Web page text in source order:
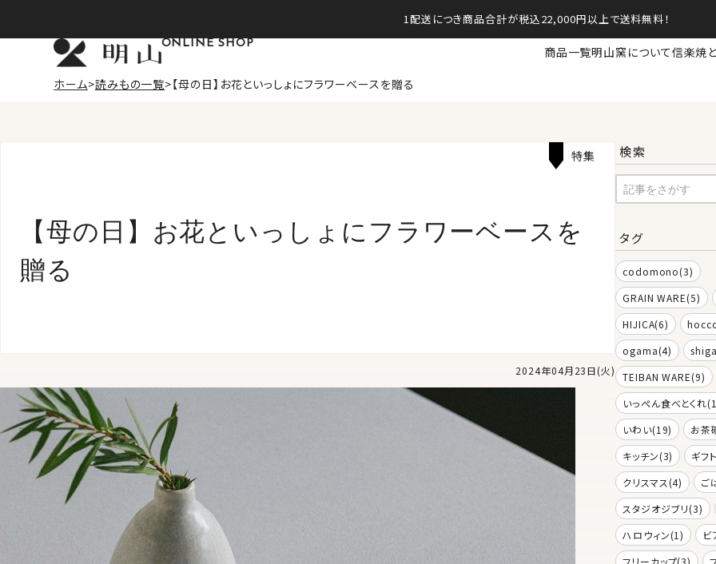
1配送につき商品合計が税込22,000円以上で送料無料！
ONLINE SHOP
商品一覧明山窯について信楽焼
ホーム 読みもの一覧 【母の日】お花といっしょにフラワーベースを贈る
【母の日】お花といっしょにフラワーベースを
贈る
特集
2024年04月23日(火)
検索
タグ
codomono(3)
GRAIN WARE(5)
HIJICA(6)
ogama(4)
TEIBAN WARE(9)
いっぺん食べとくれ
いわい(19)
お茶
キッチン(3)
ギフ
クリスマス(4)
ご
スタジオジブリ(3)
ハロウィン(1)
ビ
フリーカップ(3)